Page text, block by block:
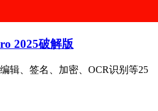
2025破解版
辑、签名、加密、OCR识别等25